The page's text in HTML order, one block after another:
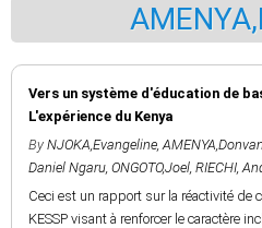
Vers un système d'éducation de
L'expérience du Kenya
By NJOKA,Evangeline,AMENYA,Donvan
Daniel Ngaru, ONGOTO,Joel, RIECHI,
Ceci est un rapport sur la réactivité de
KESSP visant à renforcer le caractère